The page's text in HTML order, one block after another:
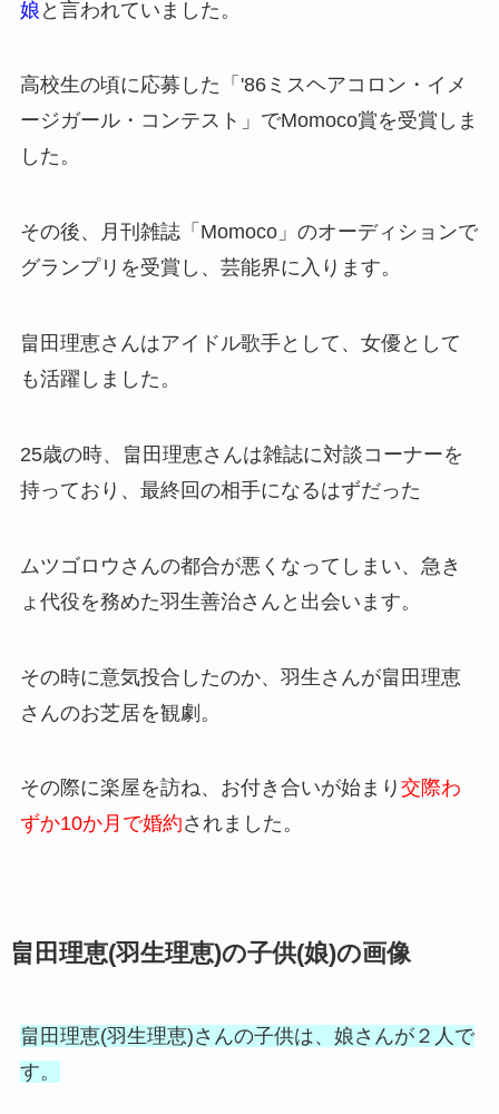
娘 と言われていました。
高校生の頃に応募した「'86ミスヘアコロン・イメ
ージガール・コンテスト」でMomoco賞を受賞しま
した。
その後、月刊雑誌「Momoco」のオーディションで
グランプリを受賞し、芸能界に入ります。
畠田理恵さんはアイドル歌手として、女優として
も活躍しました。
25歳の時、畠田理恵さんは雑誌に対談コーナーを
持っており、最終回の相手になるはずだった
ムツゴロウさんの都合が悪くなってしまい、急き
ょ代役を務めた羽生善治さんと出会います。
その時に意気投合したのか、羽生さんが畠田理恵
さんのお芝居を観劇。
その際に楽屋を訪ね、お付き合いが始まり 交際わ
ずか10か月で婚約されました。
畠田理恵(羽生理恵)の子供(娘)の画像
畠田理恵(羽生理恵)さんの子供は、娘さんが２人で
す。